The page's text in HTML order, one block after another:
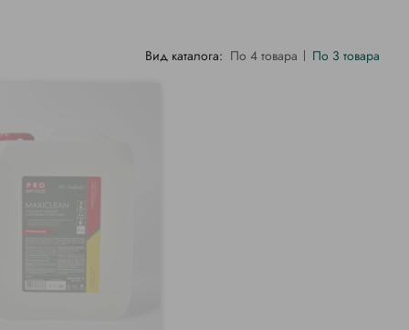
Вид каталога: По 4 товара По 3 товара